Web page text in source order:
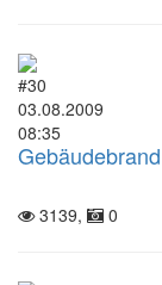
#30
03.08.2009
08:35
Gebäudebrand
3139, 0